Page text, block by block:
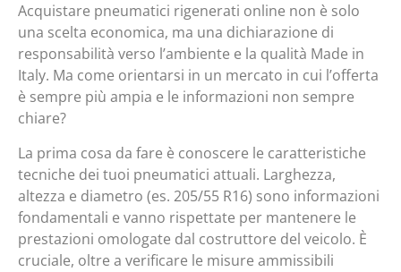
Acquistare pneumatici rigenerati online non è solo
una scelta economica, ma una dichiarazione di
responsabilità verso l’ambiente e la qualità Made in
Italy. Ma come orientarsi in un mercato in cui l’offerta
è sempre più ampia e le informazioni non sempre
chiare?
La prima cosa da fare è conoscere le caratteristiche
tecniche dei tuoi pneumatici attuali. Larghezza,
altezza e diametro (es. 205/55 R16) sono informazioni
fondamentali e vanno rispettate per mantenere le
prestazioni omologate dal costruttore del veicolo. È
cruciale, oltre a verificare le misure ammissibili